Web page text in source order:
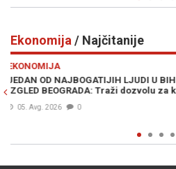
Ekonomija / Najčitanije
EKONOMIJA
ŠTA SE IZA BRDA VALJA:
milione iz banke u trenutku
06. Avg. 2026